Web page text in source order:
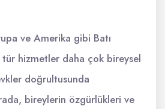
ve Amerika gibi Batı
hizmetler daha çok bireysel
doğrultusunda
bireylerin özgürlükleri ve